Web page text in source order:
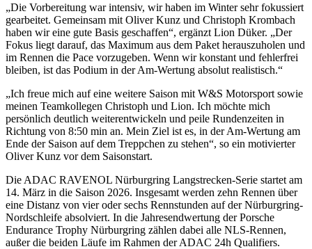
„Die Vorbereitung war intensiv, wir haben im Winter sehr fokussiert
gearbeitet. Gemeinsam mit Oliver Kunz und Christoph Krombach
haben wir eine gute Basis geschaffen“, ergänzt Lion Düker. „Der
Fokus liegt darauf, das Maximum aus dem Paket herauszuholen und
im Rennen die Pace vorzugeben. Wenn wir konstant und fehlerfrei
bleiben, ist das Podium in der Am-Wertung absolut realistisch.“
„Ich freue mich auf eine weitere Saison mit W&S Motorsport sowie
meinen Teamkollegen Christoph und Lion. Ich möchte mich
persönlich deutlich weiterentwickeln und peile Rundenzeiten in
Richtung von 8:50 min an. Mein Ziel ist es, in der Am-Wertung am
Ende der Saison auf dem Treppchen zu stehen“, so ein motivierter
Oliver Kunz vor dem Saisonstart.
Die ADAC RAVENOL Nürburgring Langstrecken-Serie startet am
14. März in die Saison 2026. Insgesamt werden zehn Rennen über
eine Distanz von vier oder sechs Rennstunden auf der Nürburgring-
Nordschleife absolviert. In die Jahresendwertung der Porsche
Endurance Trophy Nürburgring zählen dabei alle NLS-Rennen,
außer die beiden Läufe im Rahmen der ADAC 24h Qualifiers.